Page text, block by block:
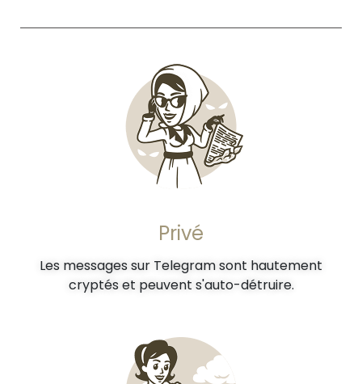
Privé
Les messages sur Telegram sont hautement
cryptés et peuvent s'auto-détruire.